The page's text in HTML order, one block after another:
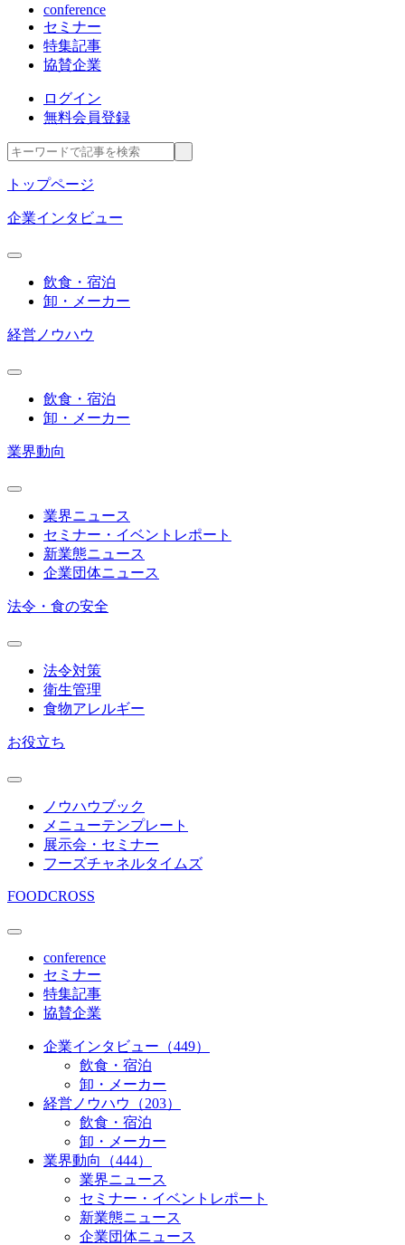
conference
セミナー
特集記事
協賛企業
ログイン
無料会員登録
トップページ
企業インタビュー
飲食・宿泊
卸・メーカー
経営ノウハウ
飲食・宿泊
卸・メーカー
業界動向
業界ニュース
セミナー・イベントレポート
新業態ニュース
企業団体ニュース
法令・食の安全
法令対策
衛生管理
食物アレルギー
お役立ち
ノウハウブック
メニューテンプレート
展示会・セミナー
フーズチャネルタイムズ
FOODCROSS
conference
セミナー
特集記事
協賛企業
企業インタビュー（449）
飲食・宿泊
卸・メーカー
経営ノウハウ（203）
飲食・宿泊
卸・メーカー
業界動向（444）
業界ニュース
セミナー・イベントレポート
新業態ニュース
企業団体ニュース